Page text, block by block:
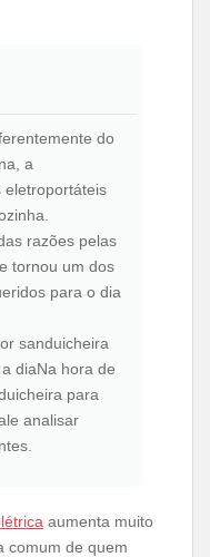
do
a
eletroportáteis
razões pelas
tornou um dos
para o dia
sanduicheira
diaNa hora de
para
analisar
aumenta muito
comum de quem